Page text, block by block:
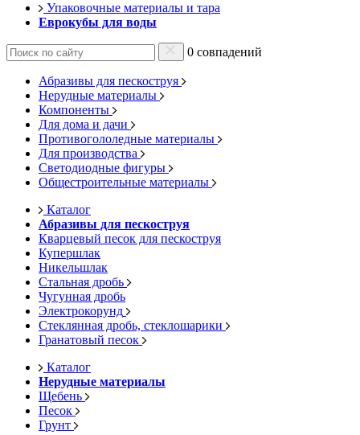
Упаковочные материалы и тара
Еврокубы для воды
0 совпадений
Абразивы для пескоструя
Нерудные материалы
Компоненты
Для дома и дачи
Противогололедные материалы
Для производства
Светодиодные фигуры
Общестроительные материалы
Каталог
Абразивы для пескоструя
Кварцевый песок для пескоструя
Купершлак
Никельшлак
Стальная дробь
Чугунная дробь
Электрокорунд
Стеклянная дробь, стеклошарики
Гранатовый песок
Каталог
Нерудные материалы
Щебень
Песок
Грунт